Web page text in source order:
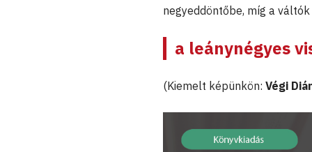
negyeddöntőbe, míg a
a leánynégyes
(Kiemelt képünkön: Végi